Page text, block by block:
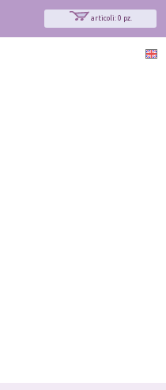
articoli: 0 pz.